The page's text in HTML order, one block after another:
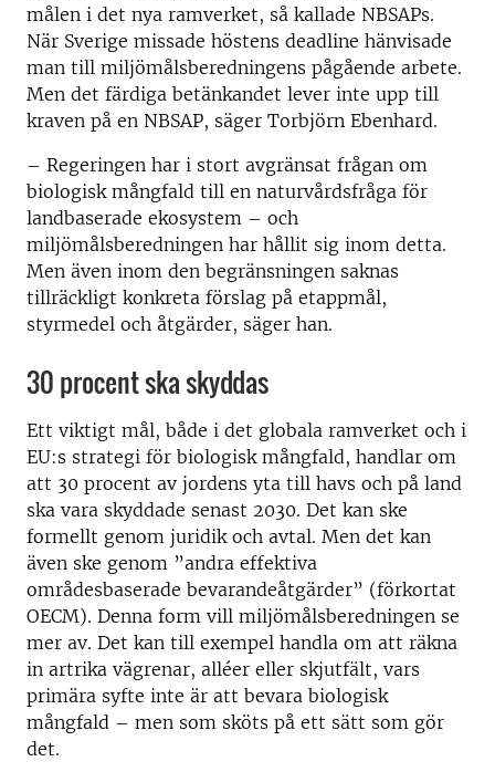
målen i det nya ramverket, så kallade NBSAPs.
När Sverige missade höstens deadline hänvisade
man till miljömålsberedningens pågående arbete.
Men det färdiga betänkandet lever inte upp till
kraven på en NBSAP, säger Torbjörn Ebenhard.
– Regeringen har i stort avgränsat frågan om
biologisk mångfald till en naturvårdsfråga för
landbaserade ekosystem – och
miljömålsberedningen har hållit sig inom detta.
Men även inom den begränsningen saknas
tillräckligt konkreta förslag på etappmål,
styrmedel och åtgärder, säger han.
30 procent ska skyddas
Ett viktigt mål, både i det globala ramverket och i
EU:s strategi för biologisk mångfald, handlar om
att 30 procent av jordens yta till havs och på land
ska vara skyddade senast 2030. Det kan ske
formellt genom juridik och avtal. Men det kan
även ske genom ”andra effektiva
områdesbaserade bevarandeåtgärder” (förkortat
OECM). Denna form vill miljömålsberedningen se
mer av. Det kan till exempel handla om att räkna
in artrika vägrenar, alléer eller skjutfält, vars
primära syfte inte är att bevara biologisk
mångfald – men som sköts på ett sätt som gör
det.